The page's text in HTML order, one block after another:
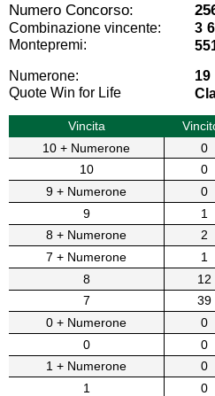
Numero Concorso:
Combinazione vincente:
3
Montepremi:
Numerone:
19
Quote Win for Life
Vincita
10 + Numerone
0
10
0
9 + Numerone
0
9
1
8 + Numerone
2
7 + Numerone
1
8
12
7
39
0 + Numerone
0
0
0
1 + Numerone
0
1
0